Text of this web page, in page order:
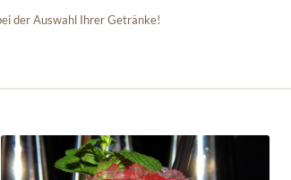
der Auswahl Ihrer Getränke!